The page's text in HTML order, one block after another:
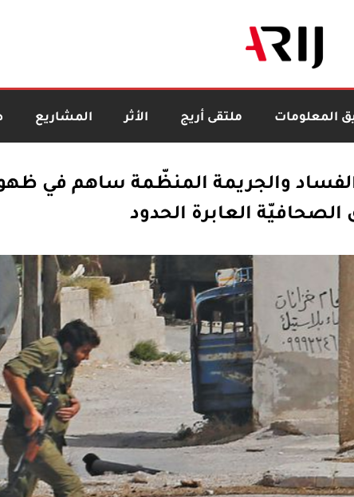
المعلومات ملتقى أريج الأثر المشاريع
والجريمة المنظّمة ساهم في
العابرة الحدود